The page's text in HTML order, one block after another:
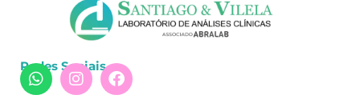
Redes Sociais